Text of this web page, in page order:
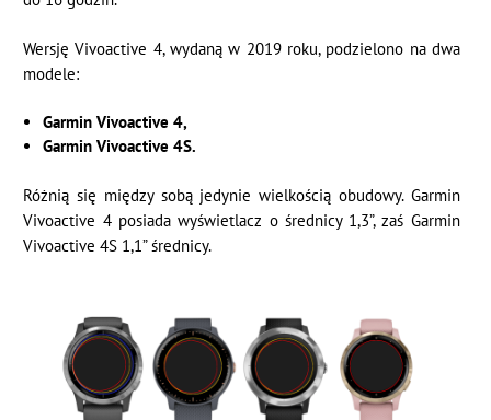
Wersję Vivoactive 4, wydaną w 2019 roku, podzielono na dwa
modele:
Garmin Vivoactive 4,
Garmin Vivoactive 4S.
Różnią się między sobą jedynie wielkością obudowy. Garmin
Vivoactive 4 posiada wyświetlacz o średnicy 1,3”, zaś Garmin
Vivoactive 4S 1,1” średnicy.